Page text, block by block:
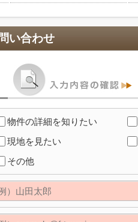
い合わせ
物件の詳細を知りたい
現地を見たい
その他